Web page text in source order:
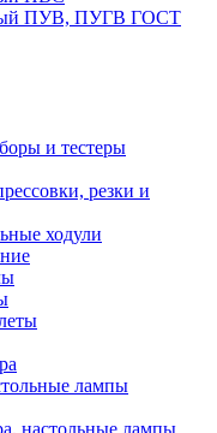
ПУВ, ПУГВ ГОСТ
и тестеры
резки и
ходули
лампы